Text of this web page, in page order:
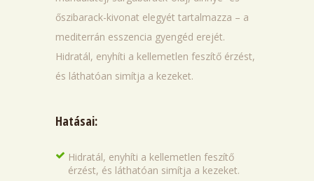
őszibarack-kivonat elegyét tartalmazza – a
mediterrán esszencia gyengéd erejét.
Hidratál, enyhíti a kellemetlen feszítő érzést,
és láthatóan simítja a kezeket.
Hatásai:
Hidratál, enyhíti a kellemetlen feszítő
érzést, és láthatóan simítja a kezeket.